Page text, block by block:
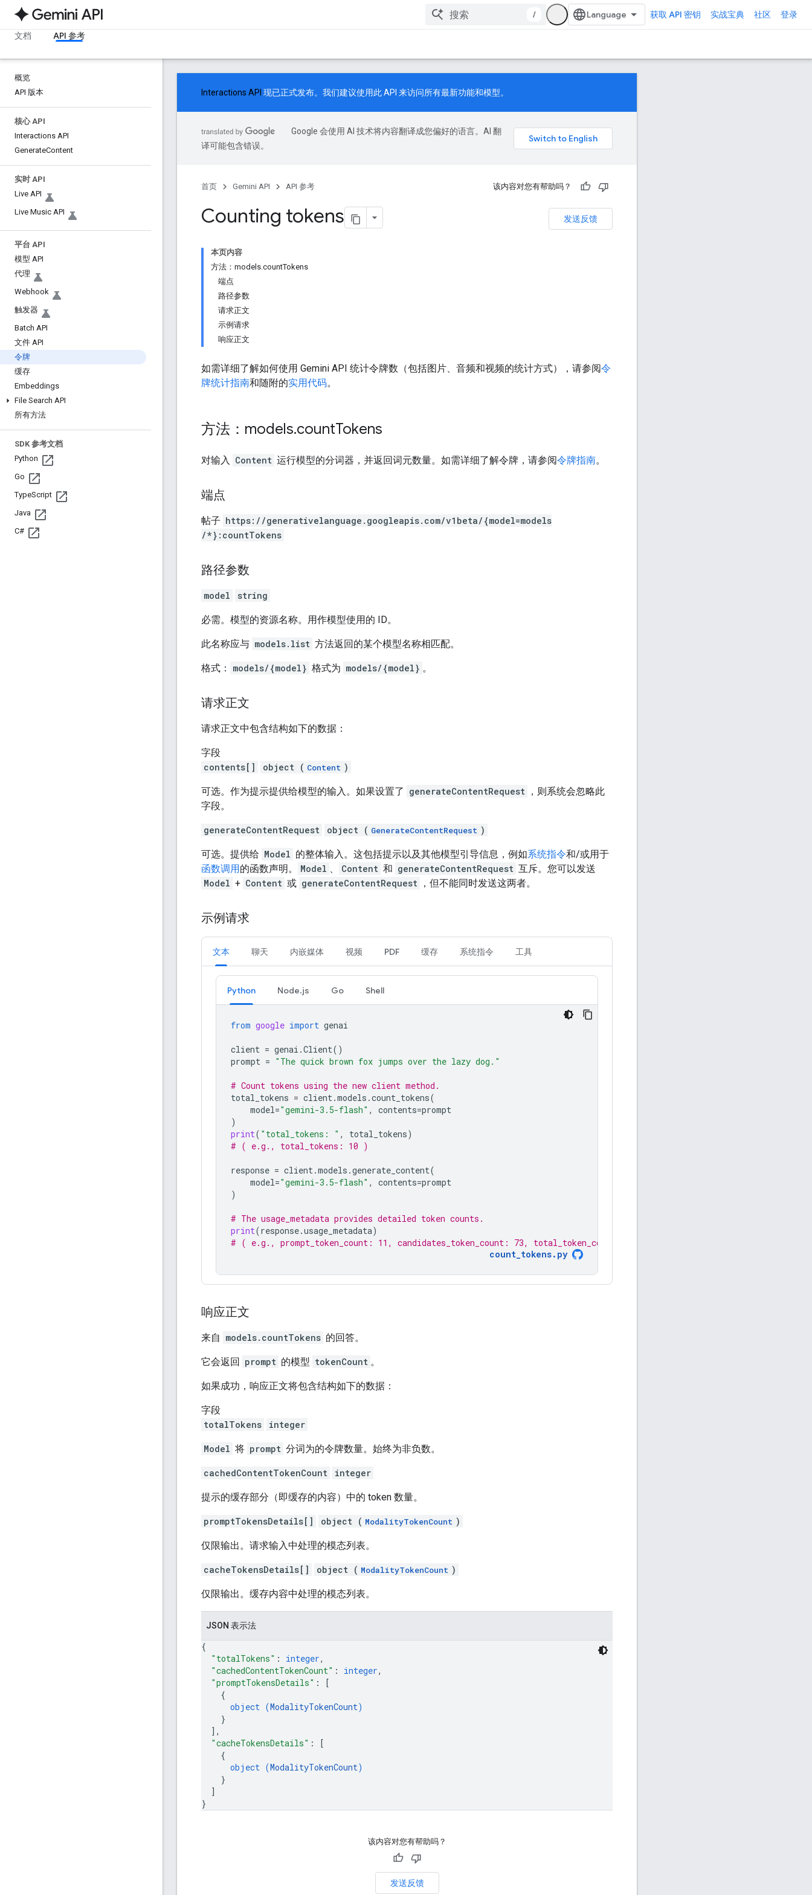
/ 获取 API 密钥 实战宝典 社区 登录
文档 API 参考
概览
API 版本
核心 API
Interactions API
GenerateContent
实时 API
Live API
Live Music API
平台 API
模型 API
代理
Webhook
触发器
Batch API
文件 API
令牌
缓存
Embeddings
File Search API
所有方法
SDK 参考文档
Python
Go
TypeScript
Java
C#
Interactions API 现已正式发布。我们建议使用此 API 来访问所有最新功能和模型。
Google 会使用 AI 技术将内容翻译成您偏好的语言。AI 翻
译可能包含错误。
首页 Gemini API API 参考 该内容对您有帮助吗？
发送反馈
Counting tokens
本页内容
方法：models.countTokens
端点
路径参数
请求正文
示例请求
响应正文
如需详细了解如何使用 Gemini API 统计令牌数（包括图片、音频和视频的统计方式），请参阅令
牌统计指南和随附的实用代码。
方法：models.countTokens
对输入 Content 运行模型的分词器，并返回词元数量。如需详细了解令牌，请参阅令牌指南。
端点
帖子 https: / /generativelanguage.googleapis.com/v1beta/{model=models
/*}:countTokens
路径参数
model string
必需。模型的资源名称。用作模型使用的 ID。
此名称应与 models.list 方法返回的某个模型名称相匹配。
格式： models/{model} 格式为 models/{model} 。
请求正文
请求正文中包含结构如下的数据：
字段
contents[]
object ( Content )
可选。作为提示提供给模型的输入。如果设置了 generateContentRequest ，则系统会忽略此
字段。
generateContentRequest object ( GenerateContentRequest )
可选。提供给 Model 的整体输入。这包括提示以及其他模型引导信息，例如系统指令和/或用于
函数调用的函数声明。 Model 、 Content 和 generateContentRequest 互斥。您可以发送
Model + Content 或 generateContentRequest ，但不能同时发送这两者。
示例请求
文本 聊天 内嵌媒体 视频 PDF 缓存 系统指令 工具
Python Node.js Go Shell
from google import genai
client = genai .Client()
prompt = "The quick brown fox jumps over the lazy dog."
# Count tokens using the new client method.
total_tokens = client.models .count_tokens(
model="gemini-3.5-flash" , contents=prompt
)
print( "total_tokens: " , total_tokens)
# ( e.g., total_tokens: 10 )
response = client.models .generate_content(
model="gemini-3.5-flash" , contents=prompt
)
# The usage_metadata provides detailed token counts.
print(response.usage_metadata)
# ( e.g., prompt_token_count: 11, candidates_token_count: 73, total_token_count: 84 )
count_tokens.py
响应正文
来自 models.countTokens 的回答。
它会返回 prompt 的模型 tokenCount 。
如果成功，响应正文将包含结构如下的数据：
字段
totalTokens
integer
Model 将 prompt 分词为的令牌数量。始终为非负数。
cachedContentTokenCount integer
提示的缓存部分（即缓存的内容）中的 token 数量。
promptTokensDetails[] object ( ModalityTokenCount )
仅限输出。请求输入中处理的模态列表。
cacheTokensDetails[] object ( ModalityTokenCount )
仅限输出。缓存内容中处理的模态列表。
JSON 表示法
{
"totalTokens" : integer,
"cachedContentTokenCount" : integer,
"promptTokensDetails" :
[
{
object (ModalityTokenCount)
}
] ,
"cacheTokensDetails" :
[
{
object (ModalityTokenCount)
}
]
}
该内容对您有帮助吗？
发送反馈